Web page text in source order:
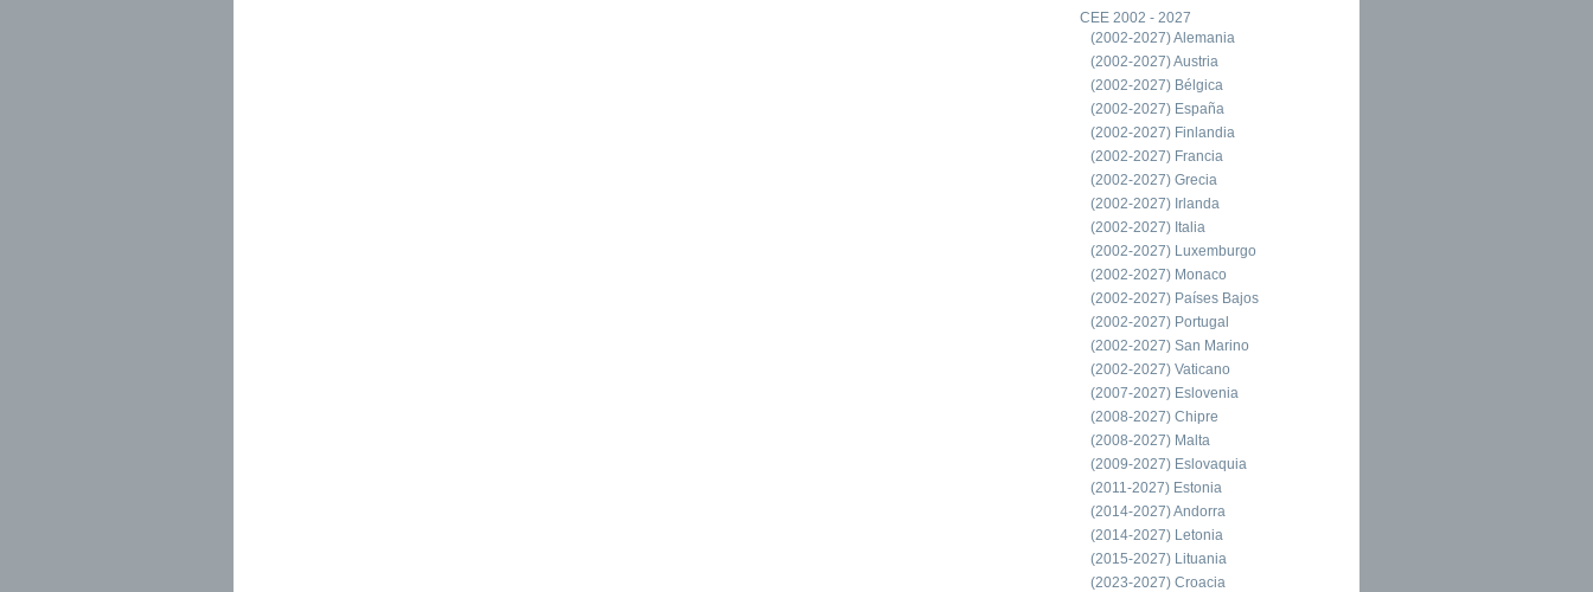
CEE 2002 - 2027
(2002-2027) Alemania
(2002-2027) Austria
(2002-2027) Bélgica
(2002-2027) España
(2002-2027) Finlandia
(2002-2027) Francia
(2002-2027) Grecia
(2002-2027) Irlanda
(2002-2027) Italia
(2002-2027) Luxemburgo
(2002-2027) Monaco
(2002-2027) Países Bajos
(2002-2027) Portugal
(2002-2027) San Marino
(2002-2027) Vaticano
(2007-2027) Eslovenia
(2008-2027) Chipre
(2008-2027) Malta
(2009-2027) Eslovaquia
(2011-2027) Estonia
(2014-2027) Andorra
(2014-2027) Letonia
(2015-2027) Lituania
(2023-2027) Croacia